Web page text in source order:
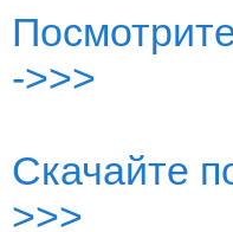
->>>
Скачайте
>>>